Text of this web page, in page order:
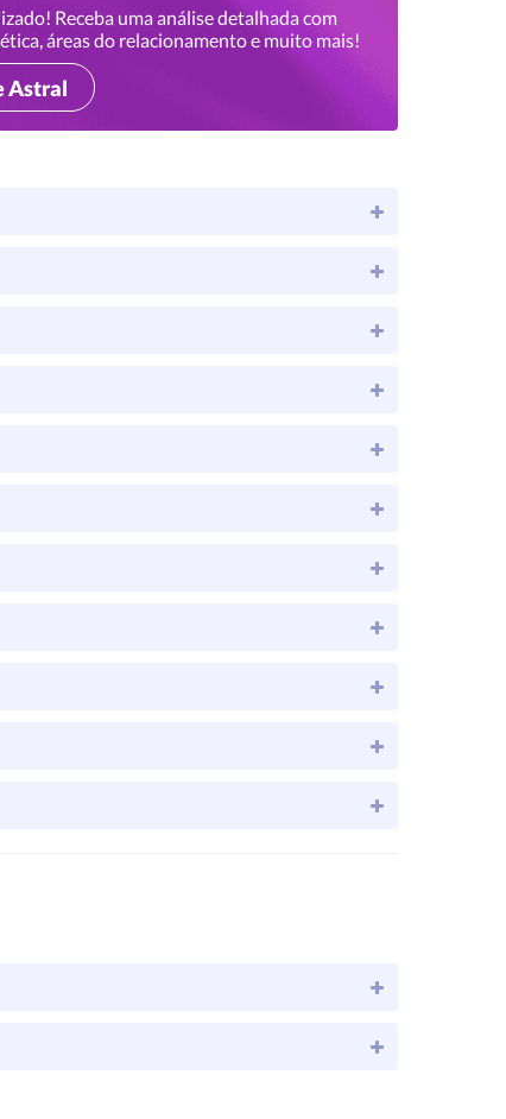
Receba uma análise detalhada com
áreas do relacionamento e muito mais!
Astral